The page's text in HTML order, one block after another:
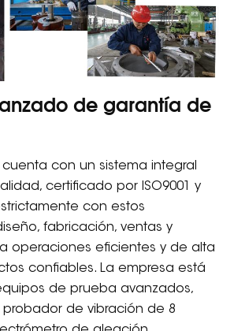
de garantía de
cuenta con un sistema integral
certificado por ISO9001 y
con estos
fabricación, ventas y
operaciones eficientes y de alta
confiables. La empresa está
de prueba avanzados,
de vibración de 8